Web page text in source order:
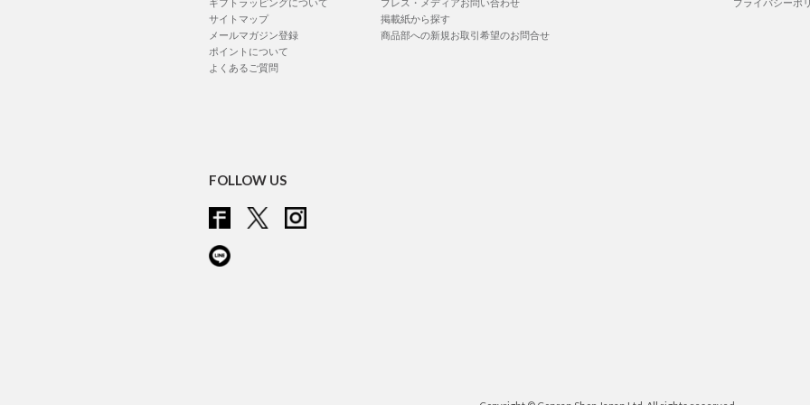
サイトマップ
メールマガジン登録
ポイントについて
よくあるご質問
掲載紙から探す
商品部への新規お取引希望のお問合せ
FOLLOW US